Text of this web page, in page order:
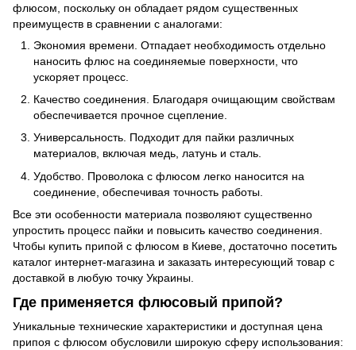
флюсом, поскольку он обладает рядом существенных
преимуществ в сравнении с аналогами:
Экономия времени. Отпадает необходимость отдельно
наносить флюс на соединяемые поверхности, что
ускоряет процесс.
Качество соединения. Благодаря очищающим свойствам
обеспечивается прочное сцепление.
Универсальность. Подходит для пайки различных
материалов, включая медь, латунь и сталь.
Удобство. Проволока с флюсом легко наносится на
соединение, обеспечивая точность работы.
Все эти особенности материала позволяют существенно
упростить процесс пайки и повысить качество соединения.
Чтобы купить припой с флюсом в Киеве, достаточно посетить
каталог интернет-магазина и заказать интересующий товар с
доставкой в любую точку Украины.
Где применяется флюсовый припой?
Уникальные технические характеристики и доступная цена
припоя с флюсом обусловили широкую сферу использования: